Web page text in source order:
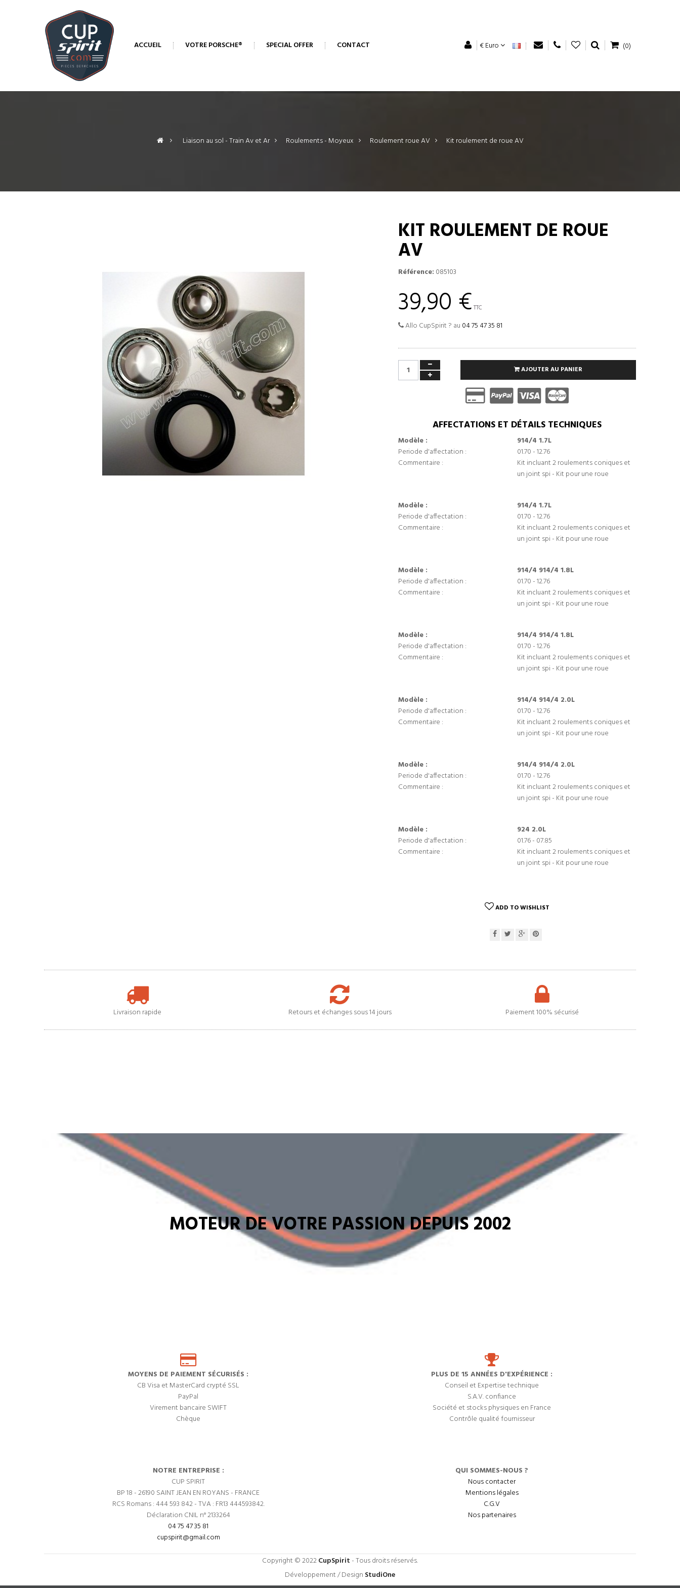
ACCUEIL VOTRE PORSCHE® SPECIAL OFFER CONTACT € Euro (0)
> Liaison au sol - Train Av et Ar > Roulements - Moyeux > Roulement roue AV > Kit roulement de roue AV
KIT ROULEMENT DE ROUE
AV
Référence: 085103
39,90 € TTC
Allo CupSpirit ? au 04 75 47 35 81
AJOUTER AU PANIER
AFFECTATIONS ET DÉTAILS TECHNIQUES
Modèle :
914/4 1.7L
Periode d'affectation :
01.70 - 12.76
Commentaire :
Kit incluant 2 roulements coniques et
un joint spi - Kit pour une roue
Modèle :
914/4 1.7L
Periode d'affectation :
01.70 - 12.76
Commentaire :
Kit incluant 2 roulements coniques et
un joint spi - Kit pour une roue
Modèle :
914/4 914/4 1.8L
Periode d'affectation :
01.70 - 12.76
Commentaire :
Kit incluant 2 roulements coniques et
un joint spi - Kit pour une roue
Modèle :
914/4 914/4 1.8L
Periode d'affectation :
01.70 - 12.76
Commentaire :
Kit incluant 2 roulements coniques et
un joint spi - Kit pour une roue
Modèle :
914/4 914/4 2.0L
Periode d'affectation :
01.70 - 12.76
Commentaire :
Kit incluant 2 roulements coniques et
un joint spi - Kit pour une roue
Modèle :
914/4 914/4 2.0L
Periode d'affectation :
01.70 - 12.76
Commentaire :
Kit incluant 2 roulements coniques et
un joint spi - Kit pour une roue
Modèle :
924 2.0L
Periode d'affectation :
01.76 - 07.85
Commentaire :
Kit incluant 2 roulements coniques et
un joint spi - Kit pour une roue
ADD TO WISHLIST
Livraison rapide Retours et échanges sous 14 jours Paiement 100% sécurisé
MOTEUR DE VOTRE PASSION DEPUIS 2002
MOYENS DE PAIEMENT SÉCURISÉS :
CB Visa et MasterCard crypté SSL
PayPal
Virement bancaire SWIFT
Chèque
PLUS DE 15 ANNÉES D'EXPÉRIENCE :
Conseil et Expertise technique
S.A.V. confiance
Société et stocks physiques en France
Contrôle qualité fournisseur
NOTRE ENTREPRISE :
CUP SPIRIT
BP 18 - 26190 SAINT JEAN EN ROYANS - FRANCE
RCS Romans : 444 593 842 - TVA : FR13 444593842.
Déclaration CNIL n° 2133264
04 75 47 35 81
cupspirit@gmail.com
QUI SOMMES-NOUS ?
Nous contacter
Mentions légales
C.G.V
Nos partenaires
Copyright © 2022CupSpirit - Tous droits réservés.
Développement / Design StudiOne